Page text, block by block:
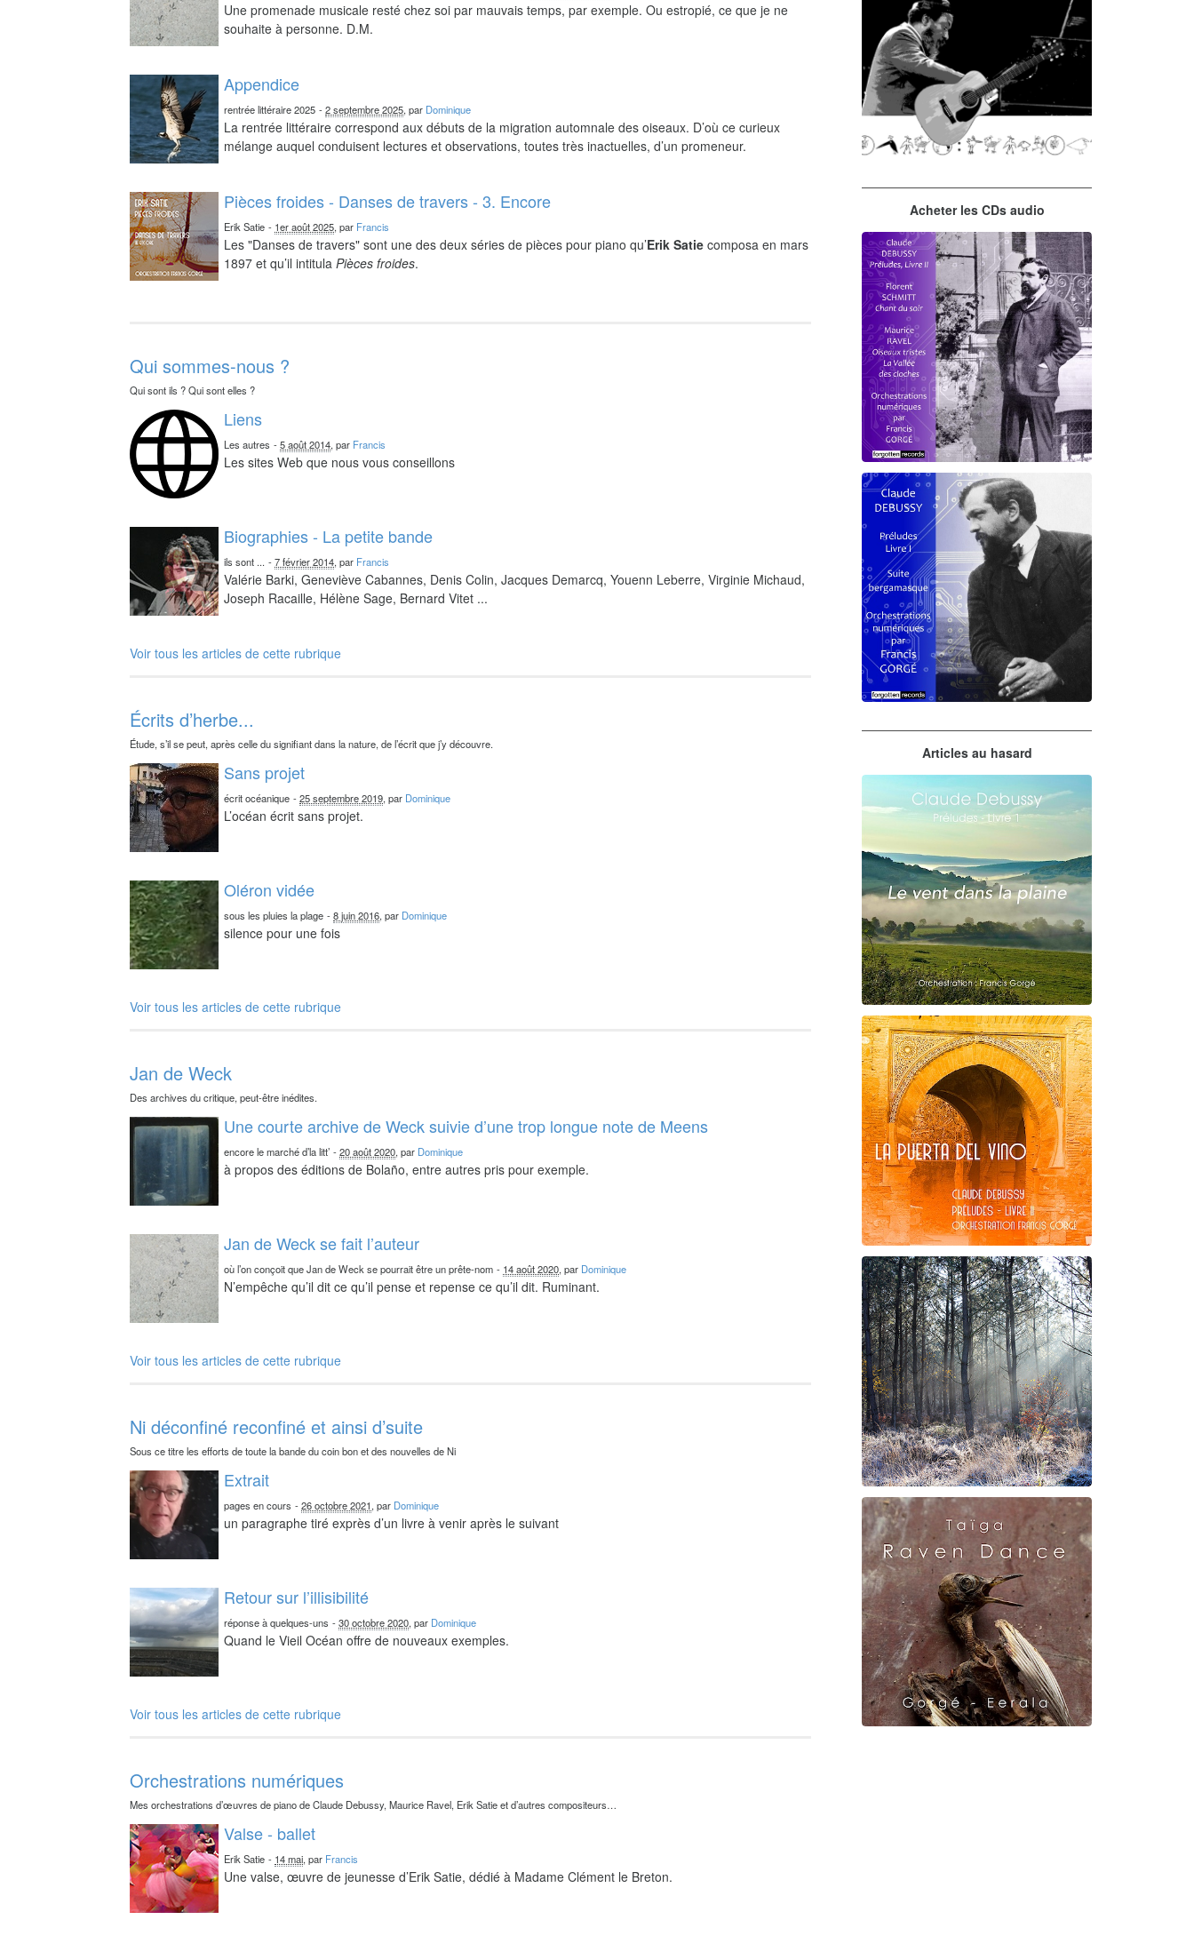
Une promenade musicale resté chez soi par mauvais temps, par exemple. Ou estropié, ce que je ne
souhaite à personne. D.M.
Appendice
rentrée littéraire 2025 -2 septembre 2025, par Dominique
La rentrée littéraire correspond aux débuts de la migration automnale des oiseaux. D’où ce curieux
mélange auquel conduisent lectures et observations, toutes très inactuelles, d’un promeneur.
Pièces froides - Danses de travers - 3. Encore
Erik Satie - 1er août 2025, par Francis
Les "Danses de travers" sont une des deux séries de pièces pour piano qu’Erik Satie composa en mars
1897 et qu’il intitulaPièces froides.
Qui sommes-nous ?
Qui sont ils ? Qui sont elles ?
Liens
Les autres -5 août 2014, par Francis
Les sites Web que nous vous conseillons
Biographies - La petite bande
ils sont ... -7 février 2014, par Francis
Valérie Barki, Geneviève Cabannes, Denis Colin, Jacques Demarcq, Youenn Leberre, Virginie Michaud,
Joseph Racaille, Hélène Sage, Bernard Vitet ...
Voir tous les articles de cette rubrique
Écrits d’herbe...
Étude, s’il se peut, après celle du signifiant dans la nature, de l’écrit que j’y découvre.
Sans projet
écrit océanique -25 septembre 2019, par Dominique
L’océan écrit sans projet.
Oléron vidée
sous les pluies la plage -8 juin 2016, par Dominique
silence pour une fois
Voir tous les articles de cette rubrique
Jan de Weck
Des archives du critique, peut-être inédites.
Une courte archive de Weck suivie d’une trop longue note de Meens
encore le marché d’la litt’ -20 août 2020, par Dominique
à propos des éditions de Bolaño, entre autres pris pour exemple.
Jan de Weck se fait l’auteur
où l’on conçoit que Jan de Weck se pourrait être un prête-nom - 14 août 2020, par Dominique
N’empêche qu’il dit ce qu’il pense et repense ce qu’il dit. Ruminant.
Voir tous les articles de cette rubrique
Ni déconfiné reconfiné et ainsi d’suite
Sous ce titre les efforts de toute la bande du coin bon et des nouvelles de Ni
Extrait
pages en cours -26 octobre 2021, par Dominique
un paragraphe tiré exprès d’un livre à venir après le suivant
Retour sur l’illisibilité
réponse à quelques-uns -30 octobre 2020, par Dominique
Quand le Vieil Océan offre de nouveaux exemples.
Voir tous les articles de cette rubrique
Orchestrations numériques
Mes orchestrations d’œuvres de piano de Claude Debussy, Maurice Ravel, Erik Satie et d’autres compositeurs…
Valse - ballet
Erik Satie - 14 mai, par Francis
Une valse, œuvre de jeunesse d’Erik Satie, dédié à Madame Clément le Breton.
Thelonious Monk
Acheter les CDs audio
Debussy - Schmitt - Ravel
orchestrations numériques par
Francis Gorgé
Claude Debussy
orchestrations numériques par
Francis Gorgé
Articles au hasard
Claude Debussy
Le vent dans la plaine
Claude Debussy
La puerta del vino
Suite à Bercé
Gorgé - Meens